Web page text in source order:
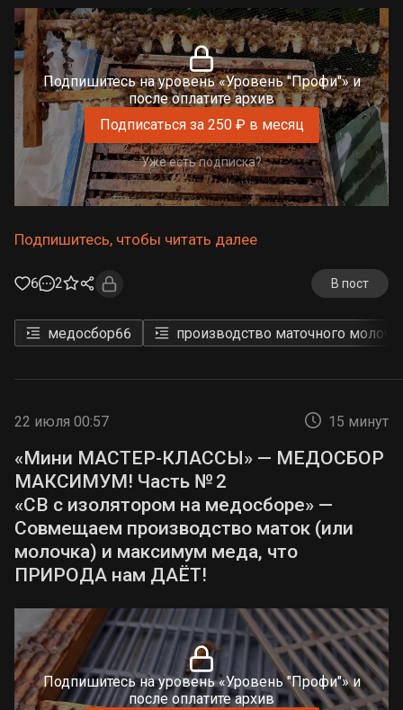
Подпишитесь на уровень «Уровень "Профи"» и
после оплатите архив
Подписаться за 250 ₽ в месяц
Уже есть подписка?
Подпишитесь, чтобы читать далее
6 2 В пост
медосбор66 производство маточного
22 июля 00:57 15 минут
«Мини МАСТЕР-КЛАССЫ» — МЕДОСБОР
МАКСИМУМ! Часть № 2
«СВ с изолятором на медосборе» —
Совмещаем производство маток (или
молочка) и максимум меда, что
ПРИРОДА нам ДАЁТ!
Подпишитесь на уровень «Уровень "Профи"» и
после оплатите архив